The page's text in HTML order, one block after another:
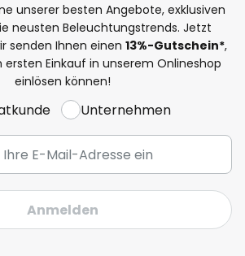
unserer besten Angebote, exklusiven
neusten Beleuchtungstrends. Jetzt
senden Ihnen einen 13%-Gutschein*,
ersten Einkauf in unserem Onlineshop
einlösen können!
Unternehmen
Anmelden